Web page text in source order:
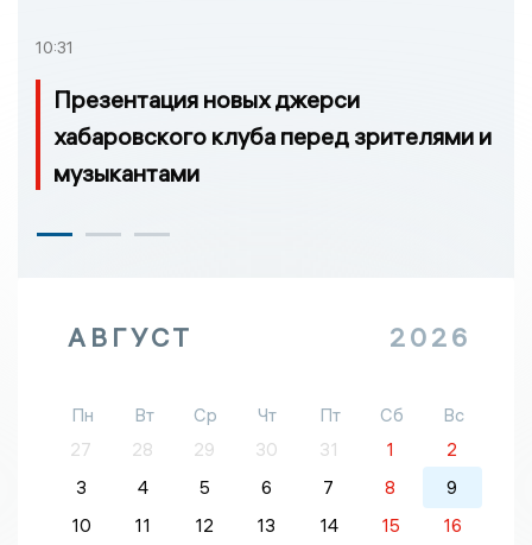
10:31
Презентация новых джерси
хабаровского клуба перед зрителями и
музыкантами
АВГУСТ 2026
Пн Вт Ср Чт Пт Сб
Вс
27
28 29 30 31 1
2
3
4 5 6 7 8
9
10
11 12 13 14 15 16